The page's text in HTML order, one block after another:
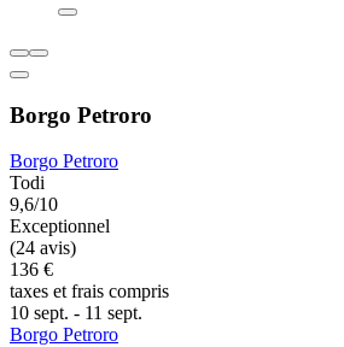
Borgo Petroro
Borgo Petroro
Todi
9,6/10
Exceptionnel
(24 avis)
136 €
taxes et frais compris
10 sept. - 11 sept.
Borgo Petroro